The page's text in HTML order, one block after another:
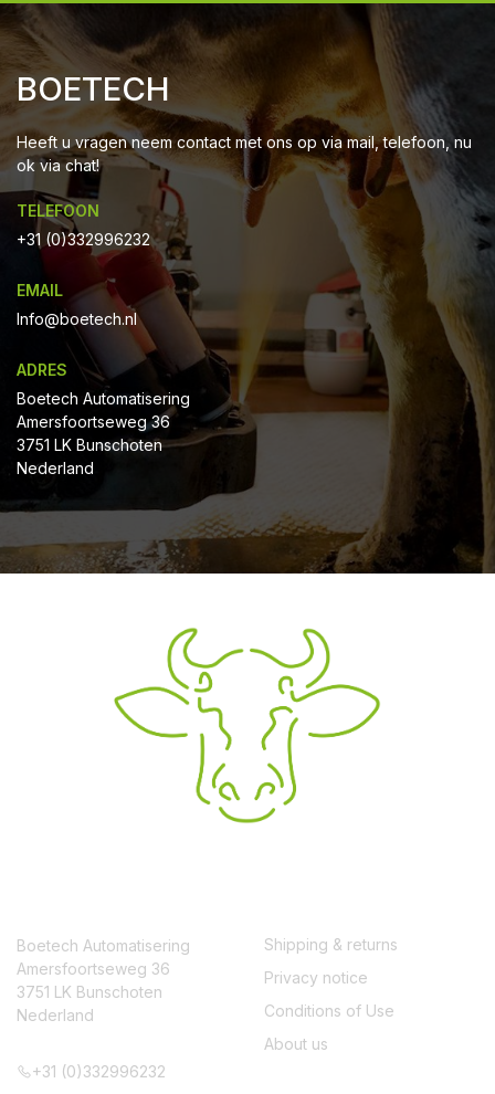
BOETECH
Heeft u vragen neem contact met ons op via mail, telefoon, nu
ok via chat!
TELEFOON
+31 (0)332996232
EMAIL
Info@boetech.nl
ADRES
Boetech Automatisering
Amersfoortseweg 36
3751 LK Bunschoten
Nederland
Boetech Automatisering
Amersfoortseweg 36
3751 LK Bunschoten
Nederland
+31 (0)332996232
Shipping & returns
Privacy notice
Conditions of Use
About us